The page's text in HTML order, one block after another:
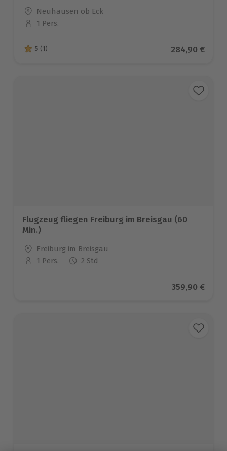
Standort
Neuhausen ob Eck
Anzahl der Teilnehmer
1 Pers.
5 von 5 Sternen basierend auf 1 Bewertungen
5 (1) Aktueller
284,90 €
Flugzeug fliegen Freiburg im Breisgau (60
Min.)
Standort
Freiburg im Breisgau
Anzahl der Teilnehmer
1 Pers. 2 Std
Aktueller
359,90 €